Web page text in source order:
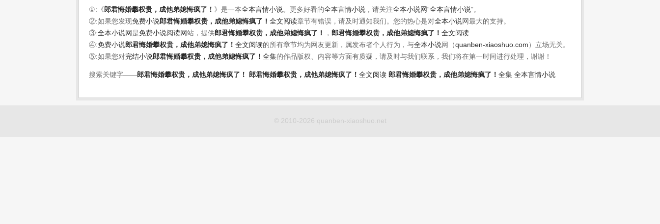
①:《 郎君悔婚攀权贵，成他弟媳悔疯了！ 》是一本全本言情小说。更多好看的全本言情小说 ，请关注全本小说网“全本言情小说”。
②:如果您发现免费小说郎君悔婚攀权贵，成他弟媳悔疯了！ 全文阅读章节有错误，请及时通知我们。您的热心是对全本小说网最大的支持。
③:全本小说网是免费小说阅读网站，提供郎君悔婚攀权贵，成他弟媳悔疯了！ ， 郎君悔婚攀权贵，成他弟媳悔疯了！ 全文阅读
④:免费小说郎君悔婚攀权贵，成他弟媳悔疯了！ 全文阅读的所有章节均为网友更新，属发布者个人行为，与全本小说网（quanben-xiaoshuo.com ）立场无关。
⑤:如果您对完结小说郎君悔婚攀权贵，成他弟媳悔疯了！ 全集的作品版权、内容等方面有质疑，请及时与我们联系，我们将在第一时间进行处理，谢谢！
搜索关键字——郎君悔婚攀权贵，成他弟媳悔疯了！ 郎君悔婚攀权贵，成他弟媳悔疯了！ 全文阅读 郎君悔婚攀权贵，成他弟媳悔疯了！ 全集 全本言情小说
© 2010-2026 quanben-xiaoshuo.net